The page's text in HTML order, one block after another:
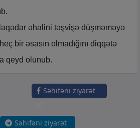
əhalini təşvişə düşməməyə
bir əsasın olmadığını diqqətə
qeyd olunub.
Səhifəni ziyarət
Səhifəni ziyarət